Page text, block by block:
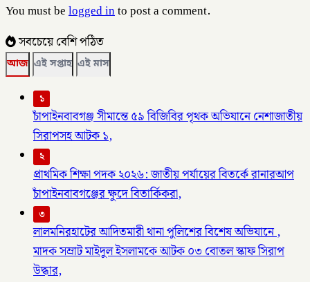
You must belogged into post a comment.
সবচেয়ে বেশি পঠিত
আজ এই সপ্তাহ এই মাস
১
চাঁপাইনবাবগঞ্জ সীমান্তে ৫৯ বিজিবির পৃথক অভিযানে নেশাজাতীয়
সিরাপসহ আটক ১,
২
প্রাথমিক শিক্ষা পদক ২০২৬: জাতীয় পর্যায়ের বিতর্কে রানারআপ
চাঁপাইনবাবগঞ্জের ক্ষুদে বিতার্কিকরা,
৩
লালমনিরহাটের আদিতমারী থানা পুলিশের বিশেষ অভিযানে ,
মাদক সম্রাট মাইদুল ইসলামকে আটক ০৩ বোতল স্কাফ সিরাপ
উদ্ধার,